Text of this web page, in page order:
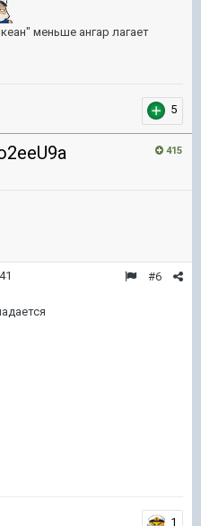
меньше ангар лагает
5
415
#6
1